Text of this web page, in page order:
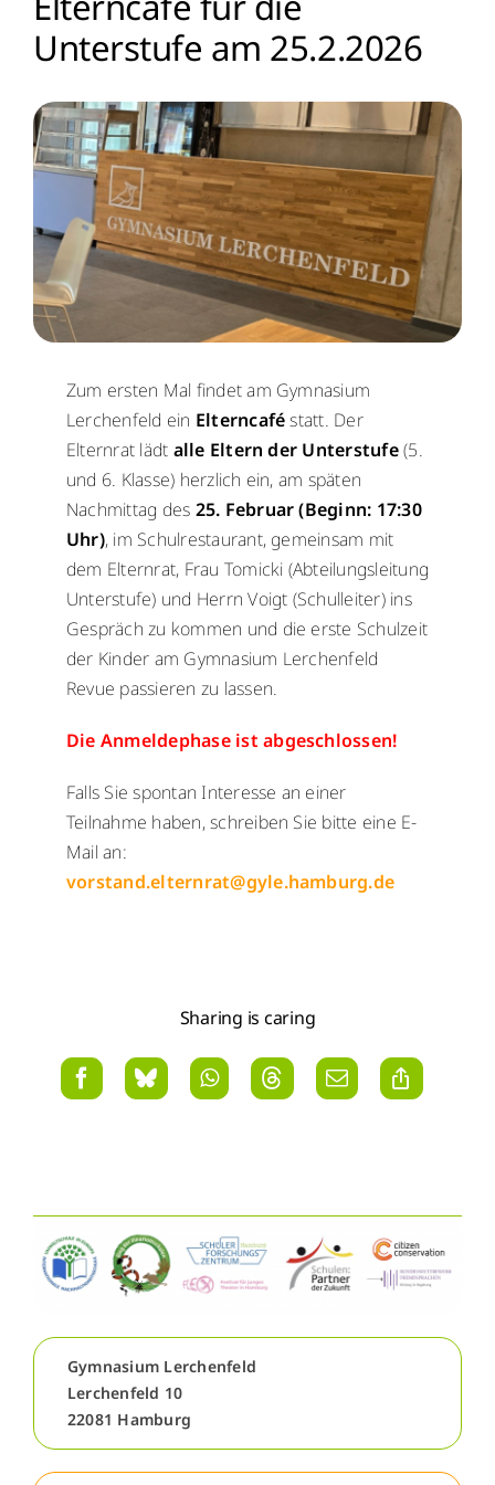
Menschen
Lernen
Besonderheiten
Schulleben
Service
Krankmeldung
Kalender
WebUntis WebUntis
Schuldock
Unterstufe am 25.2.2026
Zum ersten Mal findet am Gymnasium
Lerchenfeld ein Elterncaféstatt. Der
Elternrat lädt alle Eltern der Unterstufe(5.
und 6. Klasse) herzlich ein, am späten
Nachmittag des 25. Februar (Beginn: 17:30
Uhr), im Schulrestaurant, gemeinsam mit
dem Elternrat, Frau Tomicki (Abteilungsleitung
Unterstufe) und Herrn Voigt (Schulleiter) ins
Gespräch zu kommen und die erste Schulzeit
der Kinder am Gymnasium Lerchenfeld
Revue passieren zu lassen.
Die Anmeldephase ist abgeschlossen!
Falls Sie spontan Interesse an einer
Teilnahme haben, schreiben Sie bitte eine E-
Mail an:
vorstand.elternrat@gyle.hamburg.de
Sharing is caring
Gymnasium Lerchenfeld
Lerchenfeld 10
22081 Hamburg